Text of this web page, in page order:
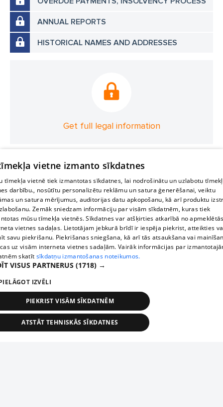
ANNUAL REPORTS
HISTORICAL NAMES AND ADDRESSES
Get full legal information
vietne izmanto sīkdatnes
tīmekļa vietnē tiek izmantotas sīkdatnes, lai nodrošinātu un uzlabotu
darbību., nosūtītu personalizētu reklāmu un satura ģenerēšanai, veiktu
un satura mērījumus, auditorijas datu apkopošanu, kā arī produktu
Zemāk sniedzam informāciju par visām sīkdatnēm, kuras tiek
mūsu tīmekļa vietnēs. Sīkdatnes var atšķirties atkarībā no
vietnes sadaļas. Lietotājam jebkurā brīdī ir iespēja piekrist, atteikties
savu piekrišanu. Piekrišanas sniegšana, kā arī tās atsaukšana vai
uz visām interneta vietnes sadaļām. Vairāk informācijas par
skatīt sīkdatņu izmantošanas noteikumos.
VISUS PARTNERUS (1718) →
IZVĒLI
PIEKRIST VISĀM SĪKDATNĒM
ATSTĀT TEHNISKĀS SĪKDATNES